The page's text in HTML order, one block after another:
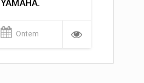
YAMAHA.
Ontem